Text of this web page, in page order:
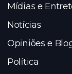
Mídias e
Notícias
Opiniões e
Política